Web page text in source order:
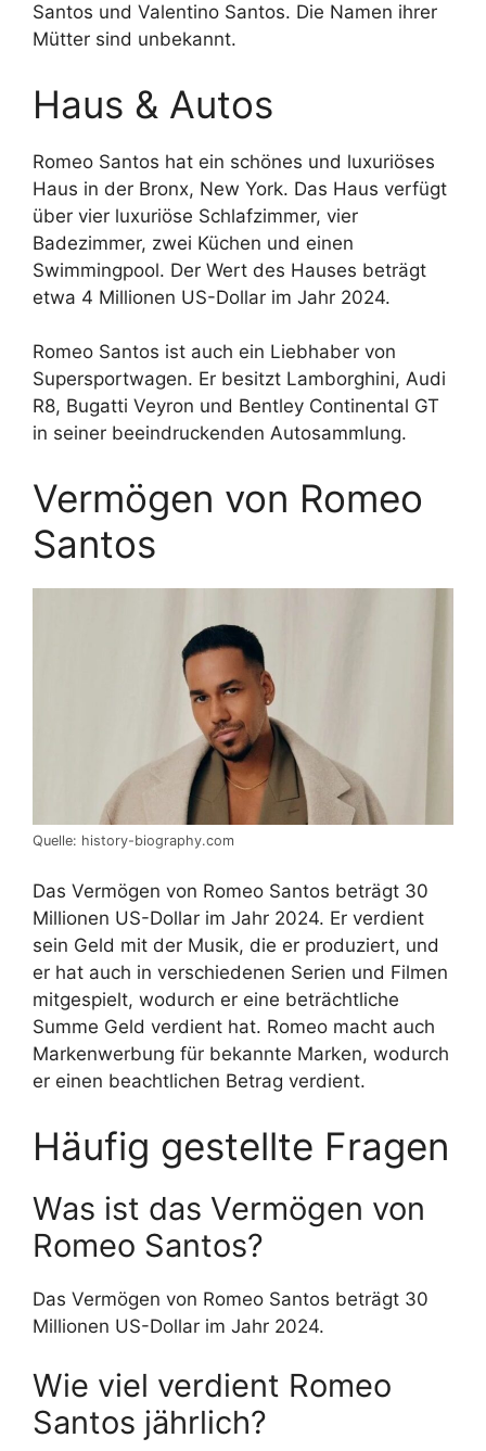
Santos und Valentino Santos. Die Namen ihrer
Mütter sind unbekannt.
Haus & Autos
Romeo Santos hat ein schönes und luxuriöses
Haus in der Bronx, New York. Das Haus verfügt
über vier luxuriöse Schlafzimmer, vier
Badezimmer, zwei Küchen und einen
Swimmingpool. Der Wert des Hauses beträgt
etwa 4 Millionen US-Dollar im Jahr 2024.
Romeo Santos ist auch ein Liebhaber von
Supersportwagen. Er besitzt Lamborghini, Audi
R8, Bugatti Veyron und Bentley Continental GT
in seiner beeindruckenden Autosammlung.
Vermögen von Romeo
Santos
Quelle: history-biography.com
Das Vermögen von Romeo Santos beträgt 30
Millionen US-Dollar im Jahr 2024. Er verdient
sein Geld mit der Musik, die er produziert, und
er hat auch in verschiedenen Serien und Filmen
mitgespielt, wodurch er eine beträchtliche
Summe Geld verdient hat. Romeo macht auch
Markenwerbung für bekannte Marken, wodurch
er einen beachtlichen Betrag verdient.
Häufig gestellte Fragen
Was ist das Vermögen von
Romeo Santos?
Das Vermögen von Romeo Santos beträgt 30
Millionen US-Dollar im Jahr 2024.
Wie viel verdient Romeo
Santos jährlich?